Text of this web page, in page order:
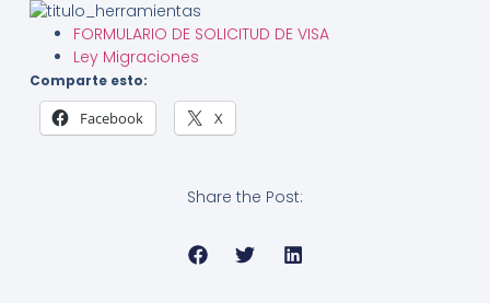
FORMULARIO DE SOLICITUD DE VISA
Ley Migraciones
Comparte esto:
Facebook X
Share the Post: